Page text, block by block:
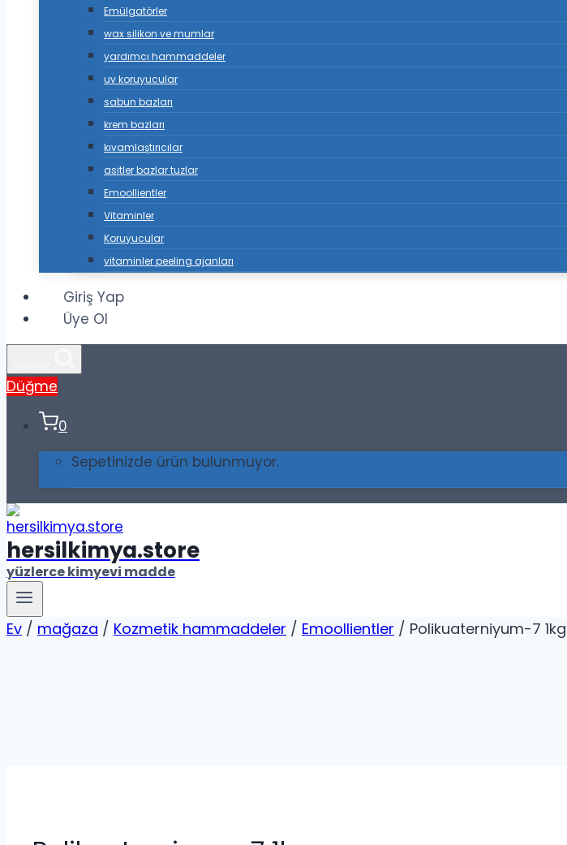
Emülgatörler
wax silikon ve mumlar
yardımcı hammaddeler
uv koruyucular
sabun bazları
krem bazları
kıvamlaştırıcılar
asitler bazlar tuzlar
Emoollientler
Vitaminler
Koruyucular
vitaminler peeling ajanları
Giriş Yap
Üye Ol
Düğme
0
Sepetinizde ürün bulunmuyor.
hersilkimya.store
yüzlerce kimyevi madde
Ev / mağaza / Kozmetik hammaddeler / Emoollientler / Polikuaterniyum-7 1kg